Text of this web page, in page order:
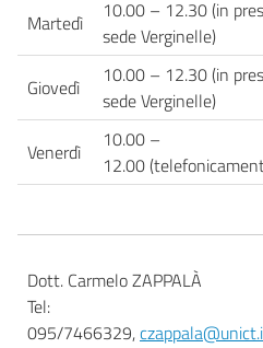
Martedì
10.00 – 12.30 (in
sede Verginelle)
Giovedì
10.00 – 12.30 (in
sede Verginelle)
Venerdì
10.00 –
12.00
Dott. Carmelo ZAPPALÀ
Tel:
095/7466329,